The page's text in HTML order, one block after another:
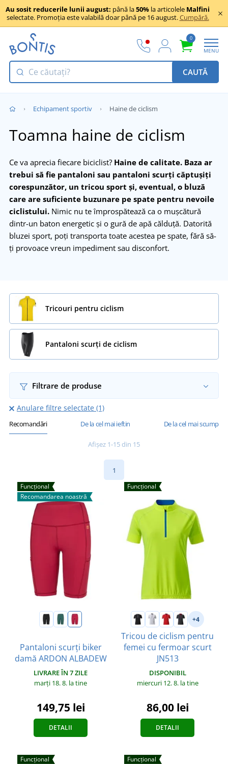
Au sosit reducerile lunii august: până la50% la articolele Malfini
selectate. Promoția este valabilă doar până pe 16 august.Cumpără.
0
MENU
CAUTĂ
Echipament sportiv Haine de ciclism
Toamna haine de ciclism
Ce va aprecia fiecare biciclist? Haine de calitate. Baza ar
trebui să fie pantaloni sau pantaloni scurți căptușiți
corespunzător, un tricou sport și, eventual, o bluză
care are suficiente buzunare pe spate pentru nevoile
ciclistului. Nimic nu te împrospătează ca o mușcătură
dintr-un baton energetic și o gură de apă călduță. Datorită
bluzei sport, poți transporta toate acestea pe spate, fără să-
ți provoace vreun impediment sau disconfort.
Tricouri pentru ciclism
Pantaloni scurți de ciclism
Filtrare de produse
Anulare filtre selectate (1)
Recomandări De la cel mai ieftin De la cel mai scump
Afișez 1-15 din 15
1
Funcțional
Recomandarea noastră
Pantaloni scurți biker
damă ARDON ALBADEW
LIVRARE ÎN 7 ZILE
marți 18. 8. la tine
149,75 lei
DETALII
Funcțional
+4
Tricou de ciclism pentru
femei cu fermoar scurt
JN513
DISPONIBIL
miercuri 12. 8. la tine
86,00 lei
DETALII
Funcțional Funcțional